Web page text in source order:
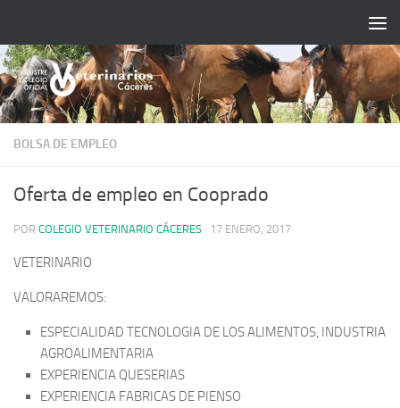
BOLSA DE EMPLEO
Oferta de empleo en Cooprado
POR COLEGIO VETERINARIO CÁCERES · 17 ENERO, 2017
VETERINARIO
VALORAREMOS:
ESPECIALIDAD TECNOLOGIA DE LOS ALIMENTOS, INDUSTRIA
AGROALIMENTARIA
EXPERIENCIA QUESERIAS
EXPERIENCIA FABRICAS DE PIENSO